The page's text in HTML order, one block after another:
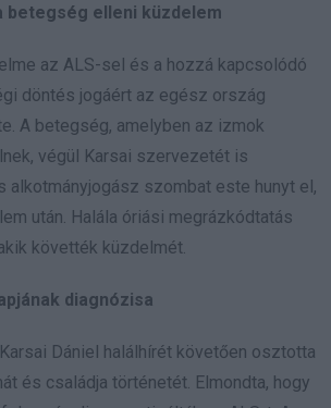
betegség elleni küzdelem
az ALS-sel és a hozzá kapcsolódó
döntés jogáért az egész ország
A betegség, amelyben az izmok
végül Karsai szervezetét is
alkotmányjogász szombat este hunyt el,
után. Halála óriási megrázkódtatás
követték küzdelmét.
diagnózisa
Dániel halálhírét követően osztotta
és családja történetét. Elmondta, hogy